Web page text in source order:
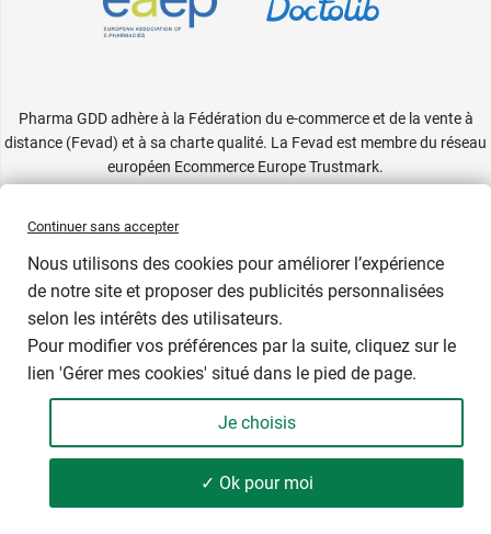
Taille
- +
Ajouter
Pharma GDD adhère à la Fédération du e-commerce et de la vente à
distance (Fevad) et à sa charte qualité. La Fevad est membre du réseau
européen Ecommerce Europe Trustmark.
Continuer sans accepter
Nous utilisons des cookies pour améliorer l’expérience
de notre site et proposer des publicités personnalisées
selon les intérêts des utilisateurs.
Pour modifier vos préférences par la suite, cliquez sur le
lien 'Gérer mes cookies' situé dans le pied de page.
Je choisis
✓ Ok pour moi